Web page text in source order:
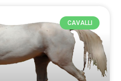
CAVALLI